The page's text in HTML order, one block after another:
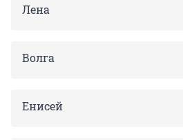
Лена
Волга
Енисей